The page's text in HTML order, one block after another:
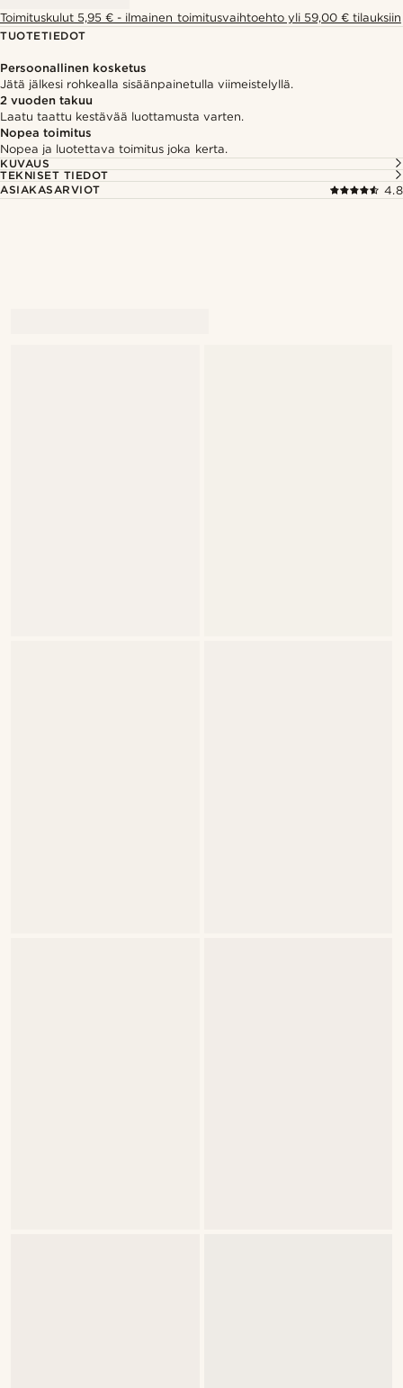
Toimituskulut 5,95 € - ilmainen toimitusvaihtoehto yli 59,00 € tilauksiin
TUOTETIEDOT
Persoonallinen kosketus
Jätä jälkesi rohkealla sisäänpainetulla viimeistelyllä.
2 vuoden takuu
Laatu taattu kestävää luottamusta varten.
Nopea toimitus
Nopea ja luotettava toimitus joka kerta.
KUVAUS
TEKNISET TIEDOT
ASIAKASARVIOT
4.8